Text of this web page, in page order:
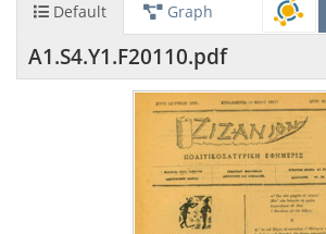
Default Graph
A1.S4.Y1.F20110.pdf